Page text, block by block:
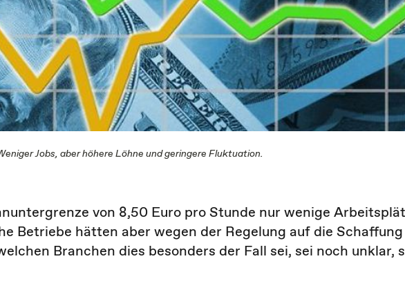
Jobs, aber höhere Löhne und geringere Fluktuation.
von 8,50 Euro pro Stunde nur wenige
Betriebe hätten aber wegen der Regelung auf die Schaffung
Branchen dies besonders der Fall sei, sei noch unklar,